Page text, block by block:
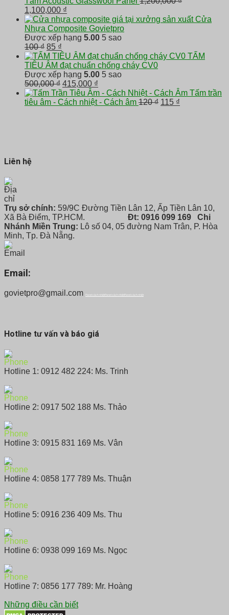
Giá
gốc
là:
1,200,000 ₫.
1,100,000 ₫
hiện
tại
là:
Cửa
Nhựa Composite Govietpro
Được xếp hạng 5.00 5 sao
100₫ Giá
gốc
là:
100 ₫.
85 ₫
hiện
tại
là:
85 ₫.
TẤM
TIÊU ÂM đạt chuẩn chống cháy CV0
Được xếp hạng 5.00 5 sao
500,000₫ Giá
gốc
là:
415,000 ₫
hiện
tại
Tấm trần
tiêu âm - Cách nhiệt - Cách âm 120₫ Giá
115 ₫
Liên hệ
Trụ sở chính: 59/9C Đường Tiền Lân 12, Ấp Tiền Lân 10,
Xã Bà Điểm, TP.HCM.
Đt: 0916 099 169
Chi
Nhánh Miền Trung: Lô số 04, 05 đường Nam Trân, P. Hòa
Minh, Tp. Đà Nẵng.
Email:
govietpro@gmail.com Panel cách nhiệtPanel cách nhiệtPanel cách nhiệt
Hotline tư vấn và báo giá
Hotline 1: 0912 482 224: Ms. Trinh
Hotline 2: 0917 502 188 Ms. Thảo
Hotline 3: 0915 831 169 Ms. Vân
Hotline 4: 0858 177 789 Ms. Thuận
Hotline 5: 0916 236 409 Ms. Thu
Hotline 6: 0938 099 169 Ms. Ngọc
Hotline 7: 0856 177 789: Mr. Hoàng
Những điều cần biết